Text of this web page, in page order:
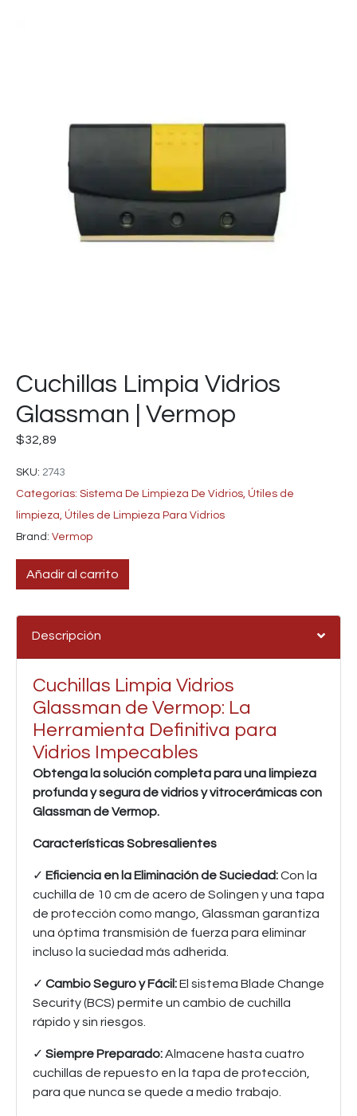
Cuchillas Limpia Vidrios
Glassman | Vermop
$32,89
SKU: 2743
Categorías: Sistema De Limpieza De Vidrios, Útiles de
limpieza, Útiles de Limpieza Para Vidrios
Brand: Vermop
Añadir al carrito
Descripción
Cuchillas Limpia Vidrios
Glassman de Vermop: La
Herramienta Definitiva para
Vidrios Impecables
Obtenga la solución completa para una limpieza
profunda y segura de vidrios y vitrocerámicas con
Glassman de Vermop.
Características Sobresalientes
✓ Eficiencia en la Eliminación de Suciedad:Con la
cuchilla de 10 cm de acero de Solingen y una tapa
de protección como mango, Glassman garantiza
una óptima transmisión de fuerza para eliminar
incluso la suciedad más adherida.
✓ Cambio Seguro y Fácil:El sistema Blade Change
Security (BCS) permite un cambio de cuchilla
rápido y sin riesgos.
✓ Siempre Preparado:Almacene hasta cuatro
cuchillas de repuesto en la tapa de protección,
para que nunca se quede a medio trabajo.